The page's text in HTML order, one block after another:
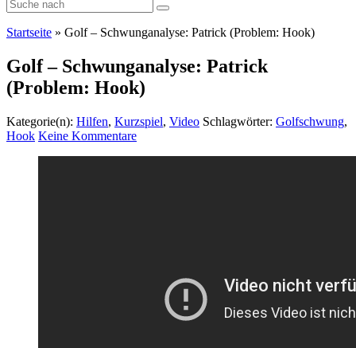
Startseite » Golf – Schwunganalyse: Patrick (Problem: Hook)
Golf – Schwunganalyse: Patrick
(Problem: Hook)
Kategorie(n): Hilfen, Kurzspiel, Video Schlagwörter: Golfschwung,
Hook Keine Kommentare